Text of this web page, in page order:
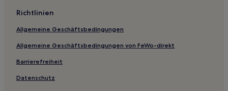
3-Sterne-Hotels in Son Bou
Aparthotels in Cala Blanca
Aparthotels in Son Xoriguer
Llucmajor Hotels
Aparthotels in Les Meravelles
Richtlinien
Allgemeine Geschäftsbedingungen
Allgemeine Geschäftsbedingungen von FeWo-direkt
Barrierefreiheit
Datenschutz